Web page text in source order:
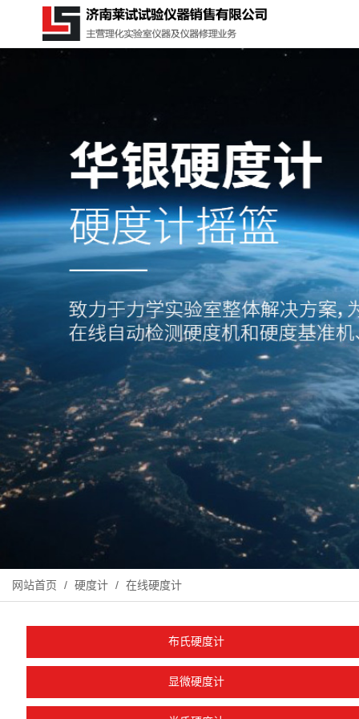
网站首页 / 硬度计 / 在线硬度计
布氏硬度计
显微硬度计